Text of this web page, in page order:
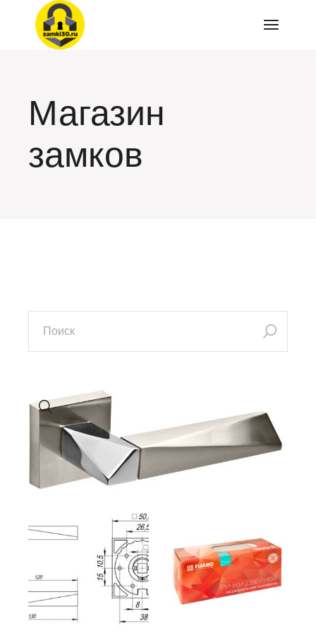
Перейти
содержимому
Магазин
замков
искать: